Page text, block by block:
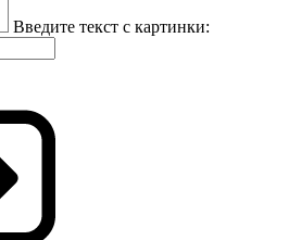
Введите текст с картинки: